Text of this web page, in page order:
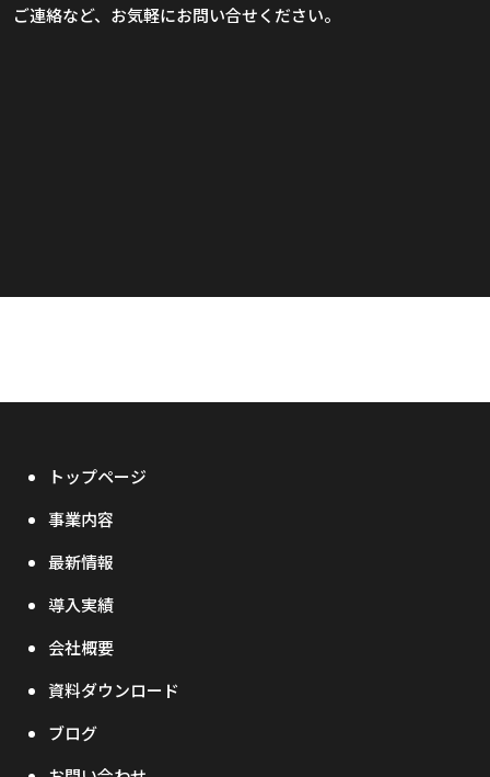
ご連絡など、お気軽にお問い合せください。
トップページ
事業内容
最新情報
導入実績
会社概要
資料ダウンロード
ブログ